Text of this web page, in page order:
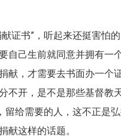
证书”，听起来还挺害怕
自己生前就同意并拥有一
献，才需要去书面办一个
不开，是不是那些基督教
给需要的人，这不正是
献这样的话题。